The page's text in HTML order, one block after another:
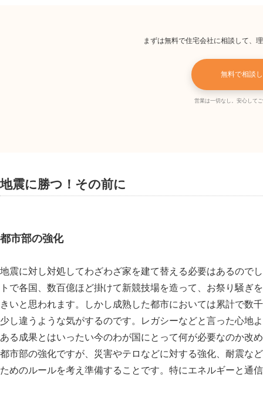
まずは無料で住宅会社に相談して、
無料で相談
営業は一切なし。安心して
地震に勝つ！その前に
都市部の強化
地震に対し対処してわざわざ家を建て替える必要はあるので
トで各国、数百億ほど掛けて新競技場を造って、お祭り騒ぎ
きいと思われます。しかし成熟した都市においては累計で数
少し違うような気がするのです。レガシーなどと言った心地
ある成果とはいったい今のわが国にとって何が必要なのか改
都市部の強化ですが、災害やテロなどに対する強化、耐震な
ためのルールを考え準備することです。特にエネルギーと通